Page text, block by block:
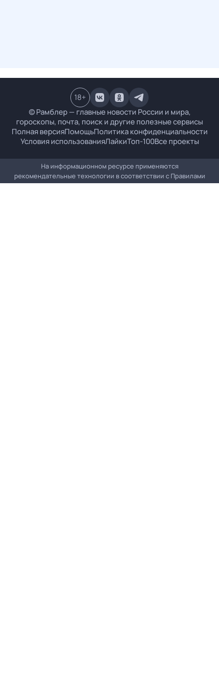
© Рамблер — главные новости России и мира,
гороскопы, почта, поиск и другие полезные сервисы
Полная версияПомощьПолитика конфиденциальности
Условия использованияЛайкиТоп-100Все проекты
18+
На информационном ресурсе применяются
рекомендательные технологии в соответствии с Правилами